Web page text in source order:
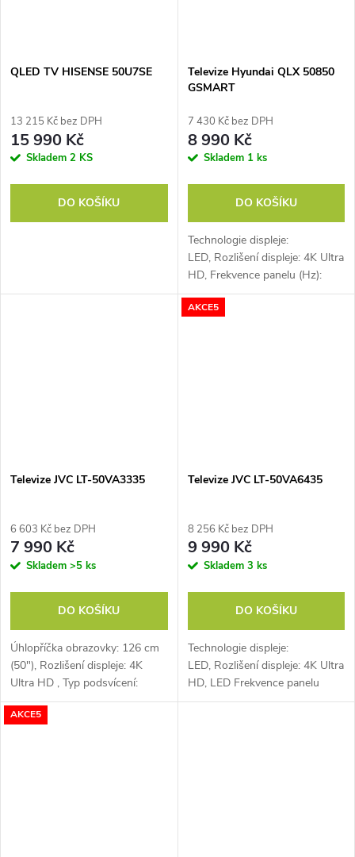
QLED TV HISENSE 50U7SE
13 215 Kč bez DPH
15 990 Kč
Skladem 2 KS
DO KOŠÍKU
Televize Hyundai QLX 50850
GSMART
7 430 Kč bez DPH
8 990 Kč
Skladem 1 ks
DO KOŠÍKU
Technologie displeje:
LED, Rozlišení displeje: 4K Ultra
HD, Frekvence panelu (Hz):
50/60, Hudební výkon (W):
20, Počet HDMI: 3, Počet
Televize JVC LT-50VA3335
6 603 Kč bez DPH
7 990 Kč
Skladem >5 ks
DO KOŠÍKU
Úhlopříčka obrazovky: 126 cm
(50"), Rozlišení displeje: 4K
Ultra HD , Typ podsvícení:
Direct LED , HbbTV (červené
tlačítko), Tuner: DVB-C; DVB-
AKCE5
Televize JVC LT-50VA6435
8 256 Kč bez DPH
9 990 Kč
Skladem 3 ks
DO KOŠÍKU
Technologie displeje:
LED, Rozlišení displeje: 4K Ultra
HD, LED Frekvence panelu
(Hz): 50/60 , Počet HDMI: 3
AKCE5